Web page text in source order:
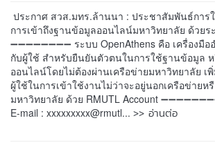
ประกาศ สวส.มทร.ล้านนา : ประชาสัมพันธ์กา
การเข้าถึงฐานข้อมูลออนไลน์มหาวิทยาลัย ด้วยร
➖➖➖➖➖➖➖➖ ระบบ OpenAthens คือ เครื่อง
กับผู้ใช้ สำหรับยืนยันตัวตนในการใช้ฐานข้อมูล
ออนไลน์โดยไม่ต้องผ่านเครือข่ายมหาวิทยาลัย เ
ผู้ใช้ในการเข้าใช้งานไม่ว่าจะอยู่นอกเครือข่ายห
มหาวิทยาลัย ด้วย RMUTL Account
E-mail : xxxxxxxxx@rmutl... >> อ่านต่อ